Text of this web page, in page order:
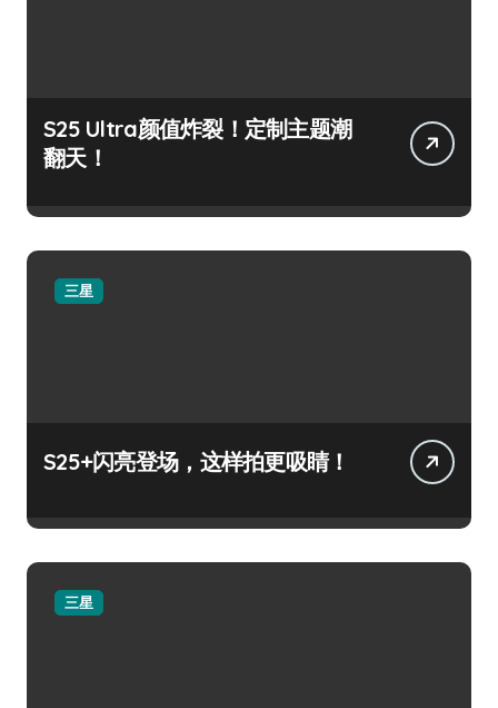
S25 Ultra颜值炸裂！定制主题潮
翻天！
三星
S25+闪亮登场，这样拍更吸睛！
三星